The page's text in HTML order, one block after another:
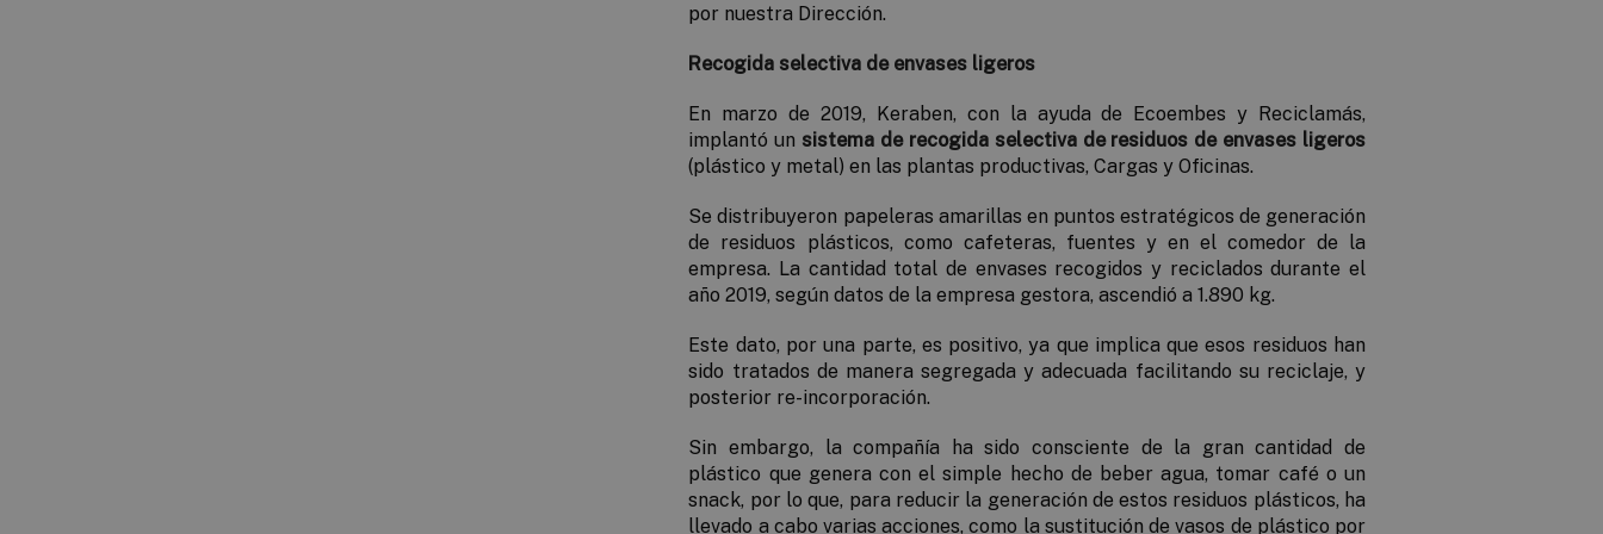
por nuestra Dirección.
Recogida selectiva de envases ligeros
En marzo de 2019, Keraben, con la ayuda de Ecoembes y Reciclamás,
implantó un sistema de recogida selectiva de residuos de envases ligeros
(plástico y metal) en las plantas productivas, Cargas y Oficinas.
Se distribuyeron papeleras amarillas en puntos estratégicos de generación
de residuos plásticos, como cafeteras, fuentes y en el comedor de la
empresa. La cantidad total de envases recogidos y reciclados durante el
año 2019, según datos de la empresa gestora, ascendió a 1.890 kg.
Este dato, por una parte, es positivo, ya que implica que esos residuos han
sido tratados de manera segregada y adecuada facilitando su reciclaje, y
posterior re-incorporación.
Sin embargo, la compañía ha sido consciente de la gran cantidad de
plástico que genera con el simple hecho de beber agua, tomar café o un
snack, por lo que, para reducir la generación de estos residuos plásticos, ha
llevado a cabo varias acciones, como la sustitución de vasos de plástico por